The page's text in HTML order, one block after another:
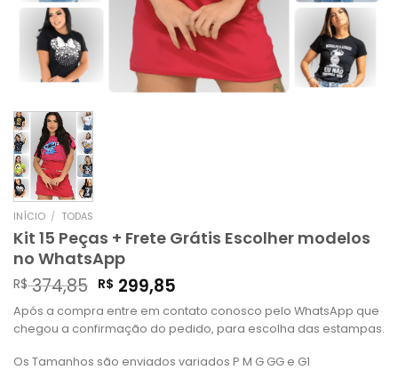
INÍCIO / TODAS
Kit 15 Peças + Frete Grátis Escolher modelos
no WhatsApp
R$374,85 R$ 299,85
Após a compra entre em contato conosco pelo WhatsApp que
chegou a confirmação do pedido, para escolha das estampas.
Os Tamanhos são enviados variados P M G GG e G1